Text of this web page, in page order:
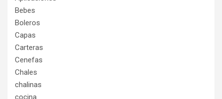
Bebes
Boleros
Capas
Carteras
Cenefas
Chales
chalinas
cocina